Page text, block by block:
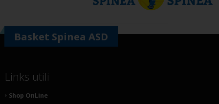
Basket Spinea ASD
Links utili
Shop OnLine